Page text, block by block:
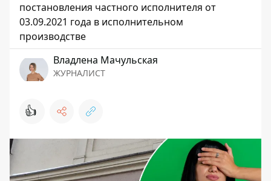
постановления частного исполнителя от
03.09.2021 года в исполнительном
производстве
Владлена Мачульская
ЖУРНАЛИСТ
👍